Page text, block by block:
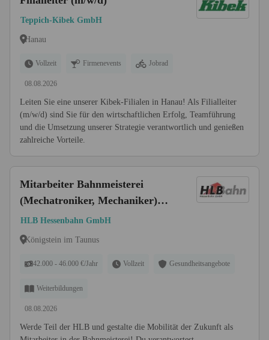
Teppich-Kibek GmbH
Hanau
Vollzeit Firmenevents Jobrad
08.08.2026
Leiten Sie eine unserer Kibek-Filialen in Hanau! Als Filialleiter
(m/w/d) sind Sie für den wirtschaftlichen Erfolg, Teamführung
und die Umsetzung unserer Strategie verantwortlich und genießen
zahlreiche Vorteile.
Mitarbeiter Bahnmeisterei
(Mechatroniker, Mechaniker)
(w/m/d)
HLB Hessenbahn GmbH
Königstein im Taunus
42.000 - 46.000 €/Jahr Vollzeit Gesundheitsangebote
Weiterbildungen
08.08.2026
Werde Teil der HLB und gestalte die Mobilität der Zukunft als